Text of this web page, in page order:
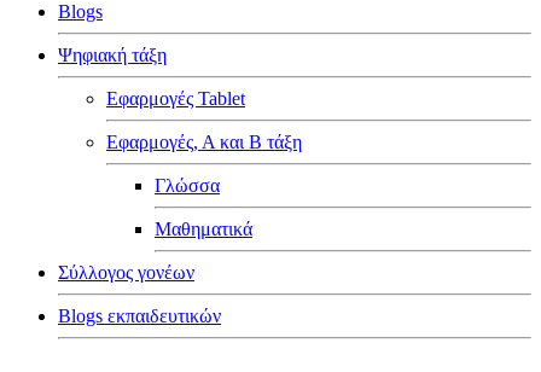
Blogs
Ψηφιακή τάξη
Εφαρμογές Tablet
Εφαρμογές, Α και Β τάξη
Γλώσσα
Μαθηματικά
Σύλλογος γονέων
Blogs εκπαιδευτικών